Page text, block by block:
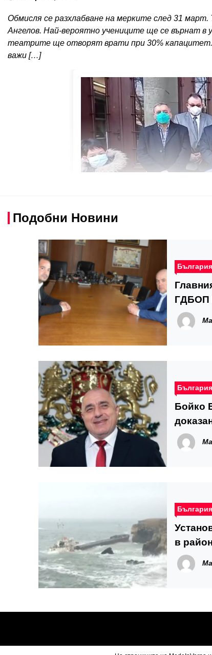
Обмисля се разхлабване на мерките след 31
Ангелов. Най-вероятно учениците ще се върнат в
театрите ще отворят врати при 30%
важи […]
Подобни Новини
България
ГДБОП
България
Бойко
България
в